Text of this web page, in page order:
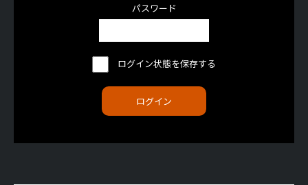
パスワード
ログイン状態を保存する